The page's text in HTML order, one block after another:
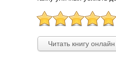
Читать книгу